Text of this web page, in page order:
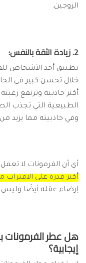
الزوجين.
2. زيادة الثقة بالنفس:
تطبيق أحد الأشخاص
خلال تحسن كبير في
أكثر جاذبية وترتفع
الطبيعية التي تجذب
وفي جاذبيته مما يزيد من
أي أن الفرمونات لا
أكثر قدرة على الاقتراب
إرضاء عقله أيضًا وليس
هل عطر الفرمونات
إيجابية؟